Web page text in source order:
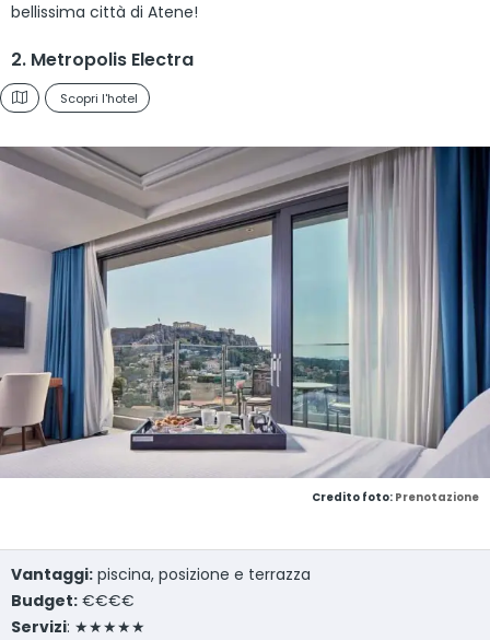
bellissima città di Atene!
2. Metropolis Electra
Scopri l'hotel
Credito foto: Prenotazione
Vantaggi: piscina, posizione e terrazza
Budget: €€€€
Servizi: ★★★★★